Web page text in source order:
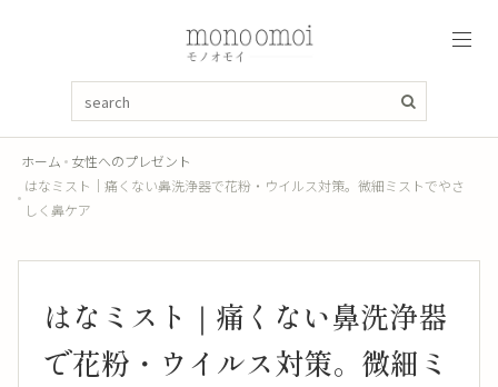
ホーム
女性へのプレゼント
はなミスト｜痛くない鼻洗浄器で花粉・ウイルス対策。微細ミストでやさ
しく鼻ケア
はなミスト｜痛くない鼻洗浄器
で花粉・ウイルス対策。微細ミ